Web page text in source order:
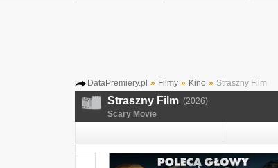
DataPremiery.pl » Filmy » Kino » Straszny Film
Straszny Film (2026)
Scary Movie